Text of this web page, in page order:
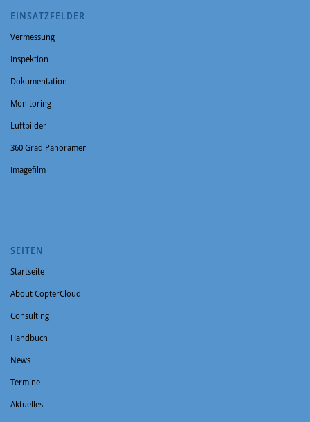
EINSATZFELDER
Vermessung
Inspektion
Dokumentation
Monitoring
Luftbilder
360 Grad Panoramen
Imagefilm
SEITEN
Startseite
About CopterCloud
Consulting
Handbuch
News
Termine
Aktuelles